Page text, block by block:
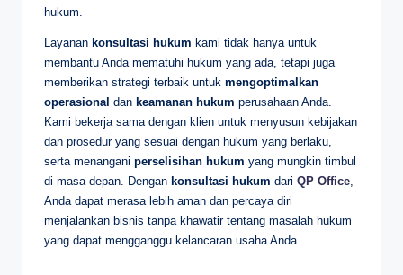
hukum.
Layanan konsultasi hukum kami tidak hanya untuk
membantu Anda mematuhi hukum yang ada, tetapi juga
memberikan strategi terbaik untuk mengoptimalkan
operasional dan keamanan hukum perusahaan Anda.
Kami bekerja sama dengan klien untuk menyusun kebijakan
dan prosedur yang sesuai dengan hukum yang berlaku,
serta menangani perselisihan hukum yang mungkin timbul
di masa depan. Dengan konsultasi hukum dari QP Office
Anda dapat merasa lebih aman dan percaya diri
menjalankan bisnis tanpa khawatir tentang masalah hukum
yang dapat mengganggu kelancaran usaha Anda.